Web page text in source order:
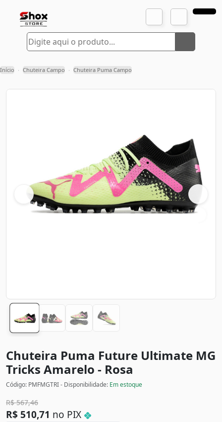
Início › Chuteira Campo › Chuteira Puma Campo
Chuteira Puma Future Ultimate MG
Tricks Amarelo - Rosa
Código: PMFMGTRI - Disponibilidade: Em estoque
R$567,46
R$ 510,71 no PIX